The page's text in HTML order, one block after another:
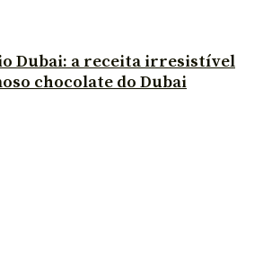
Dubai: a receita irresistível
chocolate do Dubai